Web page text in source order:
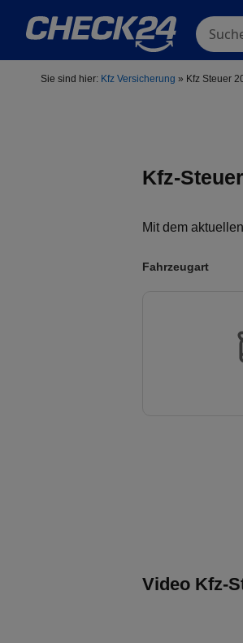
Sie sind hier: Kfz Versicherung » Kfz Steuer
Kfz-
Mit dem
Fahrzeugart
Video Kfz-